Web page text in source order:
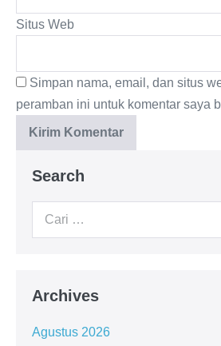
Situs Web
Simpan nama, email, dan situs
peramban ini untuk komentar saya
Search
Archives
Agustus 2026